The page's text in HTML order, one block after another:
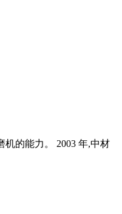
的能力。 2003 年,中材